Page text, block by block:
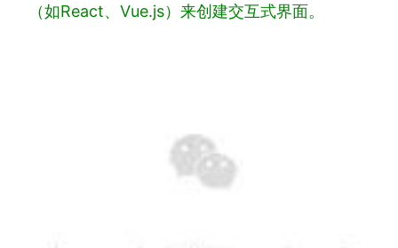
（如React、Vue.js）来创建交互式界面。